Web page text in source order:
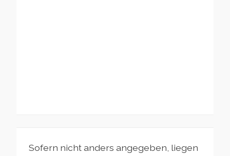
Sofern nicht anders angegeben, liegen